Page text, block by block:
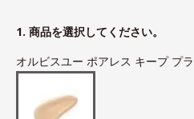
1. 商品を選択してください。
オルビスユー ポアレス キープ プ